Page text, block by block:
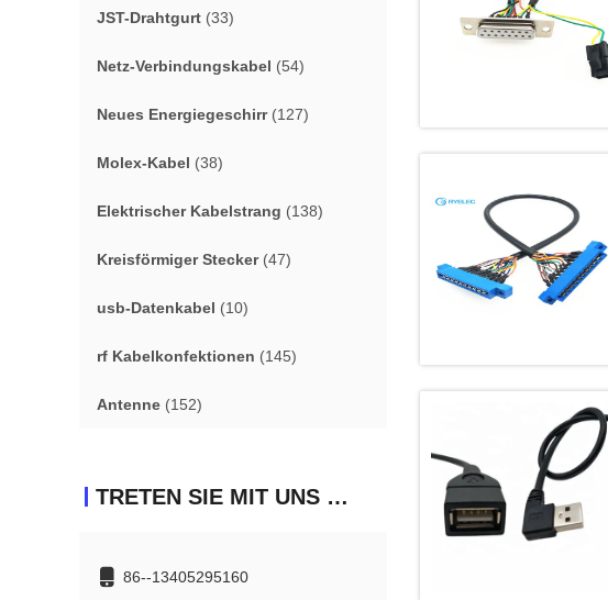
JST-Drahtgurt (33)
Netz-Verbindungskabel (54)
Neues Energiegeschirr(127)
Molex-Kabel (38)
Elektrischer Kabelstrang (138)
Kreisförmiger Stecker(47)
usb-Datenkabel (10)
rf Kabelkonfektionen (145)
Antenne (152)
TRETEN SIE MIT UNS IN VERBINDUNG
86--13405295160